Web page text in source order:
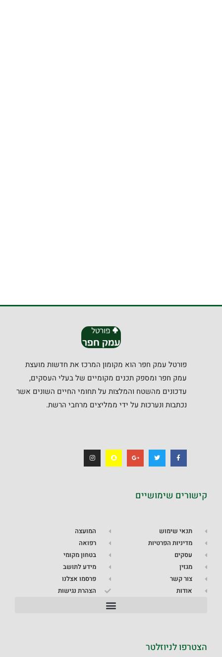
פורטל עמק חפר הוא מקומון המרכז את חדשות מועצת
עמק חפר ומספק תכנים מקומיים של בעלי העסקים,
עדכונים מהשטח והמלצות על תחומי החיים השונים אשר
נכתבות ונערכות על ידי ממליצים מרחבי הרשת.
קישורים שימושיים
תנאי שימוש
מדיניות הפרטיות
עסקים
מגזין
צור קשר
אודות
המועצה
רפואה
בטחון מקומי
מידע לתושב
פרסמו אצלנו
הצהרת נגישות
הצטרפו לניוזלטר